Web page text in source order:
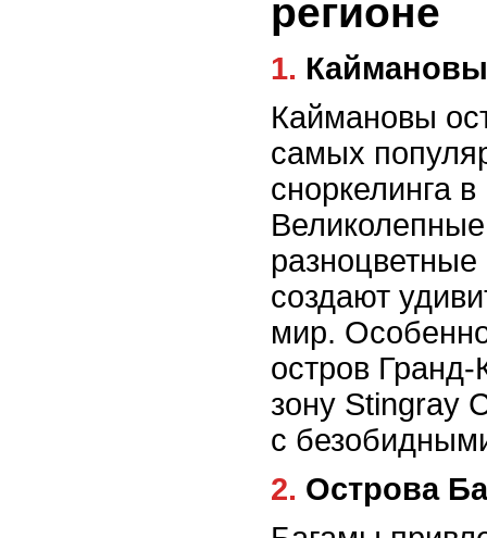
регионе
1.
Каймановы
самых
сноркелинга
создают
мир.
остров
зону Stingray
с
2. Острова